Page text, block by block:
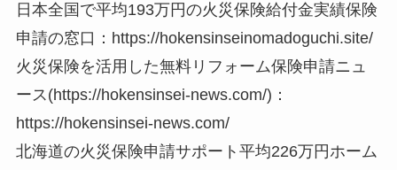
日本全国で平均193万円の火災保険給付金実績保険
申請の窓口：https://hokensinseinomadoguchi.site/
火災保険を活用した無料リフォーム保険申請ニュ
ース(https://hokensinsei-news.com/)：
https://hokensinsei-news.com/
北海道の火災保険申請サポート平均226万円ホーム